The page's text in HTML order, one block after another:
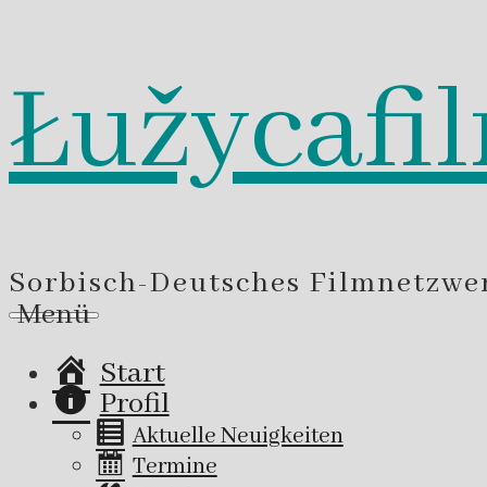
Zum
Inhalt
springen
Sorbisch-Deutsches
Menü
Start
Profil
Aktuelle Neuigkeiten
Termine